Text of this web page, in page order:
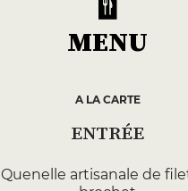
MENU
A LA CARTE
ENTRÉE
Quenelle artisanale de